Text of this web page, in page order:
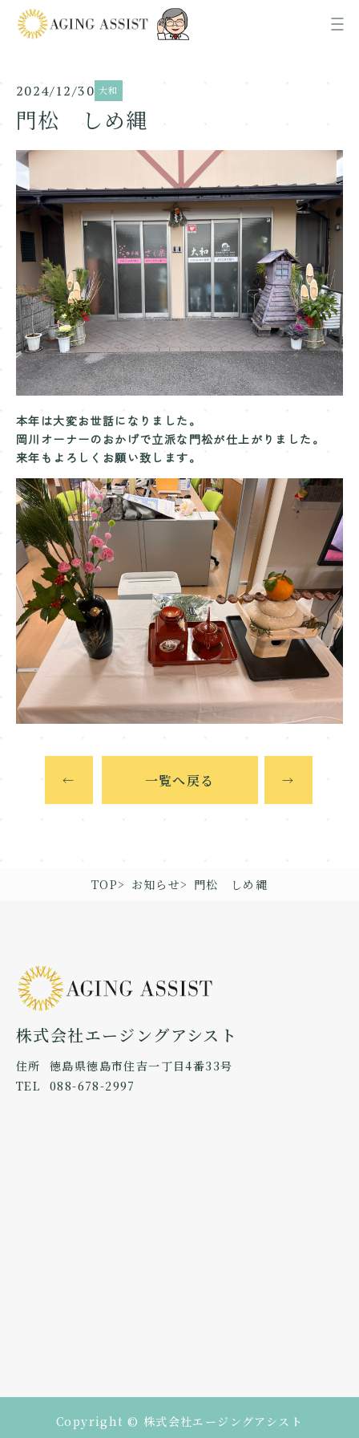
News
お知らせ
About us
AGING ASSISTについて
Office
各事業所ご案内
Recruit
採用情報
お問い合わせ
2024/12/30 大和
門松 しめ縄
本年は大変お世話になりました。
岡川オーナーのおかげで立派な門松が仕上がりました。
来年もよろしくお願い致します。
← 一覧へ戻る →
TOP お知らせ 門松 しめ縄
株式会社エージングアシスト
住所
徳島県徳島市住吉一丁目4番33号
TEL
088-678-2997
Copyright © 株式会社エージングアシスト